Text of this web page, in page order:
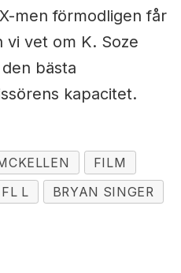
men förmodligen får
vi vet om K. Soze
bästa
kapacitet.
FILM
L
BRYAN SINGER